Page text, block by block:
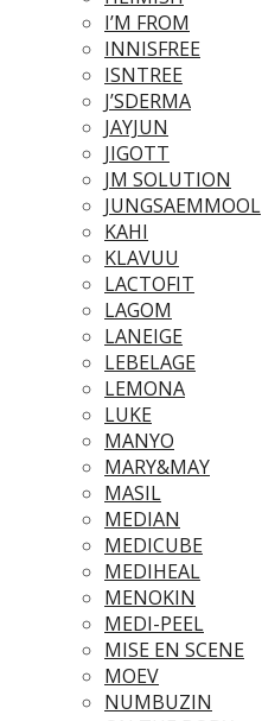
I’M FROM
INNISFREE
ISNTREE
J’SDERMA
JAYJUN
JIGOTT
JM SOLUTION
JUNGSAEMMOOL
KAHI
KLAVUU
LACTOFIT
LAGOM
LANEIGE
LEBELAGE
LEMONA
LUKE
MANYO
MARY&MAY
MASIL
MEDIAN
MEDICUBE
MEDIHEAL
MENOKIN
MEDI-PEEL
MISE EN SCENE
MOEV
NUMBUZIN